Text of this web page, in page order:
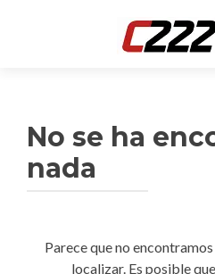
No se ha
nada
Parece que no
localizar. Es posible